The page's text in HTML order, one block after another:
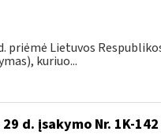
priėmė Lietuvos
kuriuo...
d. įsakymo Nr. 1K-